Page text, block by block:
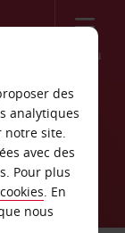
Menu
des
analytiques
notre site.
avec des
Pour plus
. En
nous